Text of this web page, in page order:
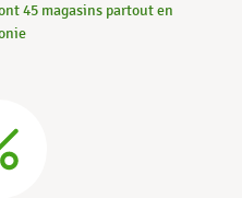
45 magasins partout en